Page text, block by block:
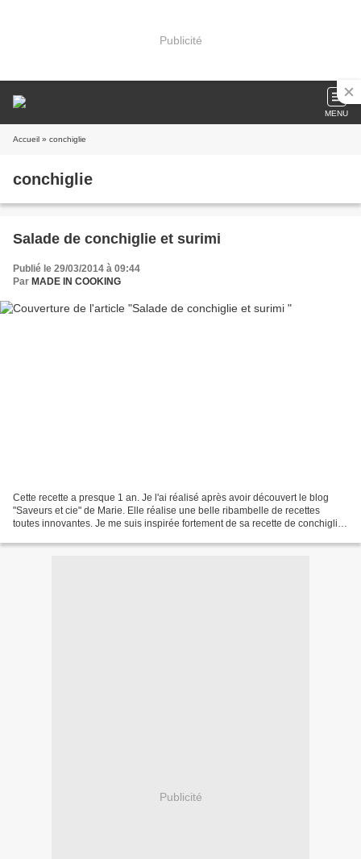
Publicité
MENU
Accueil » conchiglie
conchiglie
Salade de conchiglie et surimi
Publié le 29/03/2014 à 09:44
Par MADE IN COOKING
Cette recette a presque 1 an. Je l'ai réalisé après avoir découvert le blog
"Saveurs et cie" de Marie. Elle réalise une belle ribambelle de recettes
toutes innovantes. Je me suis inspirée fortement de sa recette de conchiglie.
Publicité